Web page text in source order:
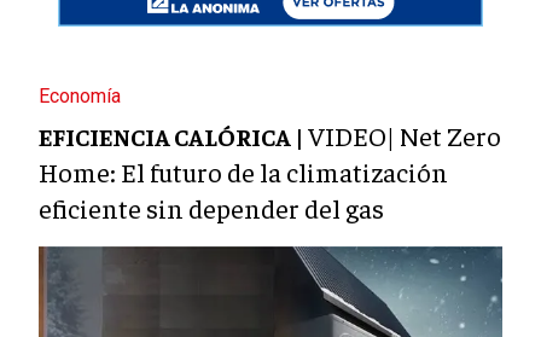
Economía
EFICIENCIA CALÓRICA | VIDEO| Net Zero
Home: El futuro de la climatización
eficiente sin depender del gas